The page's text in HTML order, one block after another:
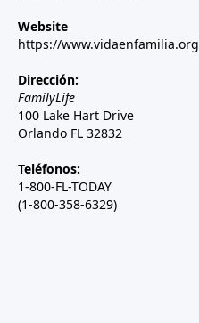
Website
https://www.vidaenfamilia.org
Dirección:
FamilyLife
100 Lake Hart Drive
Orlando FL 32832
Teléfonos:
1-800-FL-TODAY
(1-800-358-6329)